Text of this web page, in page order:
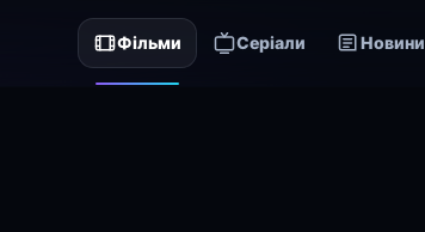
Фільми Серіали Новини